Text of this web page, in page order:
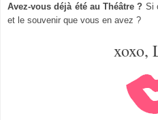
Avez-vous déjà été au Théâtre ? Si
et le souvenir que vous en avez ?
xoxo,